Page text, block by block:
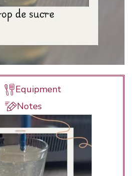
Equipment
Notes